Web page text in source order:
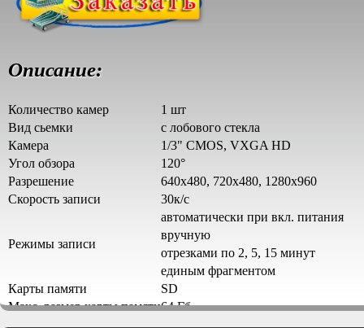
Описание:
Количество камер
1 шт
Вид сьемки
с лобового стекла
Камера
1/3" CMOS, VXGA HD
Угол обзора
120°
Разрешение
640x480, 720x480, 1280x960
Скорость записи
30к/с
Режимы записи
автоматически при вкл. питания
вручную
отрезками по 2, 5, 15 минут
единым фрагментом
Карты памяти
SD
Макс. размер карты памяти64 Гб
Наличие монитора
есть